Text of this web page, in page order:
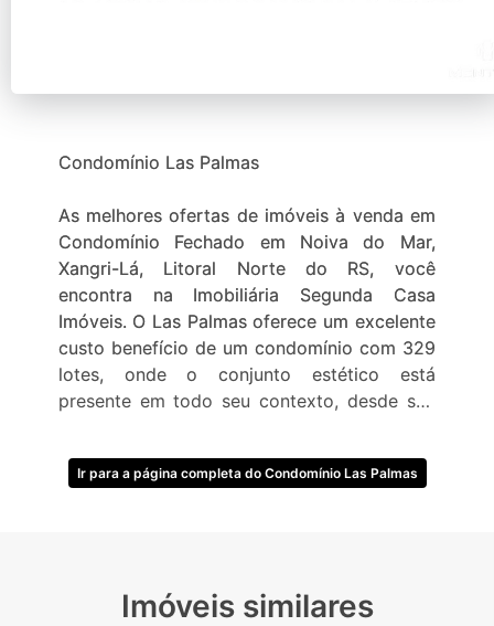
Condomínio Las Palmas
As melhores ofertas de imóveis à venda em
Condomínio Fechado em Noiva do Mar,
Xangri-Lá, Litoral Norte do RS, você
encontra na Imobiliária Segunda Casa
Imóveis. O Las Palmas oferece um excelente
custo benefício de um condomínio com 329
lotes, onde o conjunto estético está
presente em todo seu contexto, desde sua
de Punta del Este, até seu conceito de
marca, oferece uma estrutura de lazer e
um paradouro beira mar com serviço de bar,
Ir para a página completa do Condomínio Las Palmas
Imóveis similares